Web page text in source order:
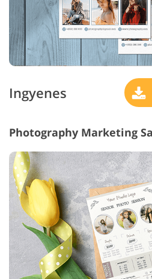
Ingyenes